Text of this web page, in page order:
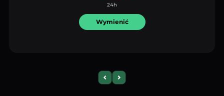
24h
Wymienić
Previous slide
Next slide